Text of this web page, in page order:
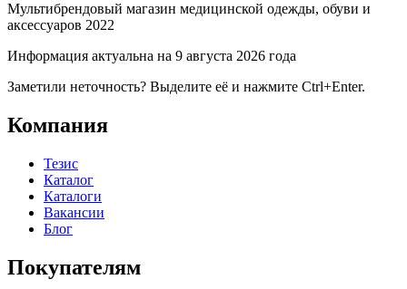
Мультибрендовый магазин медицинской одежды, обуви и
аксессуаров 2022
Информация актуальна на 9 августа 2026 года
Заметили неточность? Выделите её и нажмите Ctrl+Enter.
Компания
Тезис
Каталог
Каталоги
Вакансии
Блог
Покупателям